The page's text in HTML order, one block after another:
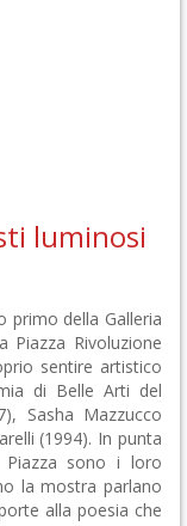
luminosi
primo della Galleria
Piazza Rivoluzione
sentire artistico
di Belle Arti del
Sasha Mazzucco
(1994). In punta
Piazza sono i loro
la mostra parlano
alla poesia che